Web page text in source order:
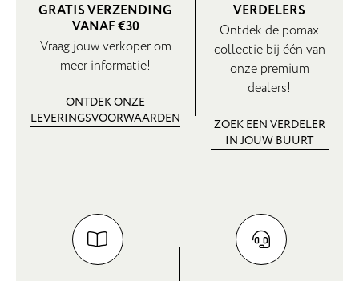
GRATIS VERZENDING
VANAF €30
Vraag jouw verkoper om
meer informatie!
ONTDEK ONZE
LEVERINGSVOORWAARDEN
VERDELERS
Ontdek de pomax
collectie bij één van
onze premium
dealers!
ZOEK EEN VERDELER
IN JOUW BUURT